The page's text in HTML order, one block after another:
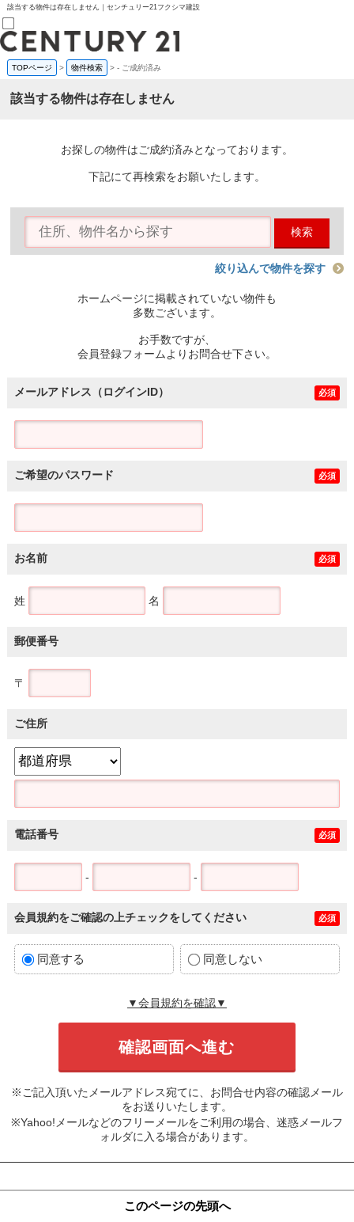
該当する物件は存在しません｜センチュリー21フクシマ建設
売買部
0120-800-844
賃貸部
会員メニュー
物件を探す
購入TOP
条件から探す
住宅ローン控除シミュレータ
TOPページ > 物件検索 >- ご成約済み
該当する物件は存在しません
お探しの物件はご成約済みとなっております。
下記にて再検索をお願いたします。
検索
絞り込んで物件を探す
ホームページに掲載されていない物件も
多数ございます。
お手数ですが、
会員登録フォームよりお問合せ下さい。
メールアドレス（ログインID） 必須
ご希望のパスワード 必須
お名前 必須
姓 名
郵便番号
〒
ご住所
電話番号 必須
- -
会員規約をご確認の上チェックをしてください 必須
同意する 同意しない
▼会員規約を確認▼
※ご記入頂いたメールアドレス宛てに、お問合せ内容の確認メール
をお送りいたします。
※Yahoo!メールなどのフリーメールをご利用の場合、迷惑メールフ
ォルダに入る場合があります。
このページの先頭へ